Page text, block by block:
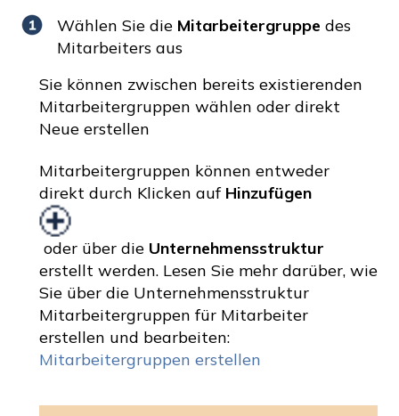
Wählen Sie die Mitarbeitergruppe des
Mitarbeiters aus
Sie können zwischen bereits existierenden
Mitarbeitergruppen wählen oder direkt
Neue erstellen
Mitarbeitergruppen können entweder
direkt durch Klicken auf Hinzufügen
oder über die Unternehmensstruktur
erstellt werden. Lesen Sie mehr darüber, wie
Sie über die Unternehmensstruktur
Mitarbeitergruppen für Mitarbeiter
erstellen und bearbeiten:
Mitarbeitergruppen erstellen